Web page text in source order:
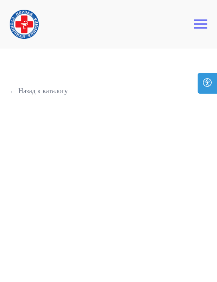
Первая Столичная Клиника
← Назад к каталогу